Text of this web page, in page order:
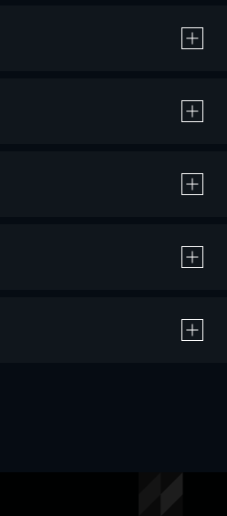
カード決済による作品の購入 / レンタルです。
入 / レンタルは、20％のポイント還元です。